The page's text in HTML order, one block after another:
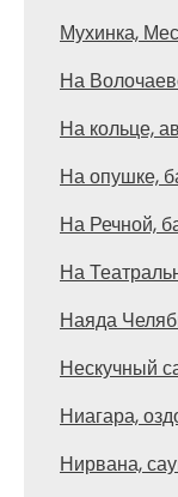
Мухинка,
На
На кольце,
На опушке,
На Речной,
На
Наяда
Нескучный
Ниагара,
Нирвана,